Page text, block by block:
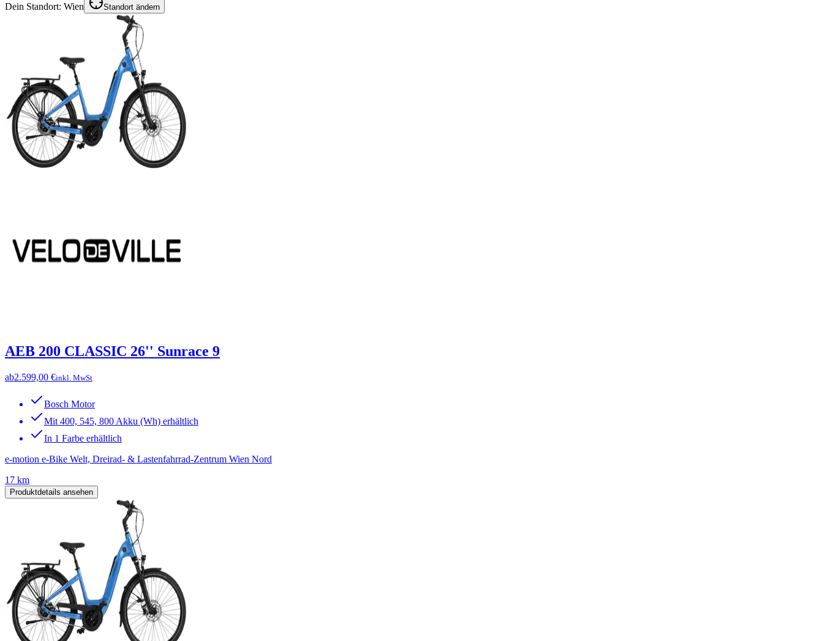
Dein Standort: Wien Standort ändern
AEB 200 CLASSIC 26'' Sunrace 9
ab2.599,00 €inkl. MwSt
Bosch Motor
Mit 400, 545, 800 Akku (Wh) erhältlich
In 1 Farbe erhältlich
e-motion e-Bike Welt, Dreirad- & Lastenfahrrad-Zentrum Wien Nord
17 km
Produktdetails ansehen